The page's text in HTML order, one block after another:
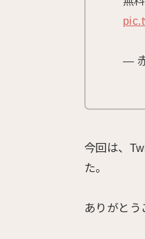
—
今回は、
た。
ありがとう